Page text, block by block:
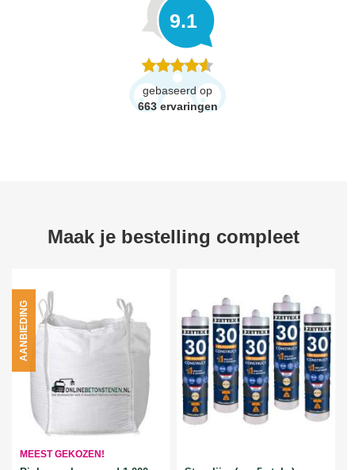
9.1
gebaseerd op
663 ervaringen
Maak je bestelling compleet
MEEST GEKOZEN!
AANBIEDING